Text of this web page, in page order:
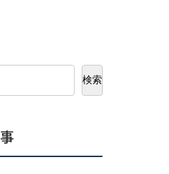
検索